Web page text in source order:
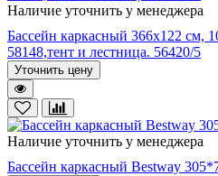
Наличие уточнить у менеджера
Бассейн каркасный 366х122 см,
58148,тент и лестница. 56420/5
Уточнить цену
Наличие уточнить у менеджера
Бассейн каркасный Bestway